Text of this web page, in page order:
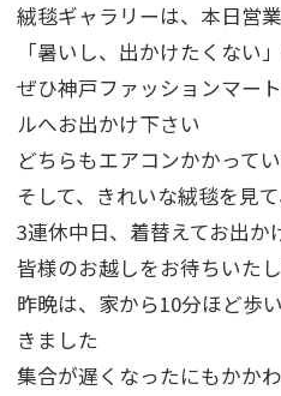
絨毯ギャラリーは、本日営
「暑いし、出かけたくない
ぜひ神戸ファッションマー
ルへお出かけ下さい
どちらもエアコンかかって
そして、きれいな絨毯を見
3連休中日、着替えてお出か
皆様のお越しをお待ちいた
昨晩は、家から10分ほど歩
きました
集合が遅くなったにもかか